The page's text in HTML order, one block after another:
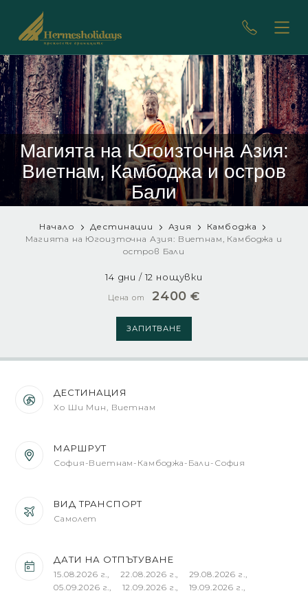
Магията на Югоизточна Азия:
Виетнам, Камбоджа и остров
Бали
Начало Дестинации Азия
Камбоджа
Магията на Югоизточна Азия: Виетнам, Камбоджа и
остров Бали
14 дни / 12 нощувки
Цена от 2400 €
ЗАПИТВАНЕ
ДЕСТИНАЦИЯ
Хо Ши Мин, Виетнам
МАРШРУТ
София-Виетнам-Камбоджа-Бали-София
ВИД ТРАНСПОРТ
Самолет
ДАТИ НА ОТПЪТУВАНЕ
15.08.2026 г., 22.08.2026 г., 29.08.2026 г.,
05.09.2026 г., 12.09.2026 г., 19.09.2026 г.,